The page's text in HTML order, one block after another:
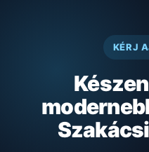
KÉRJ